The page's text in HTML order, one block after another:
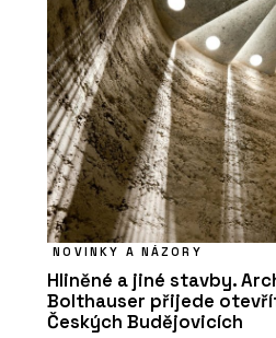
ČLÁNKY
Nic neodflákneme,
nevyplácí. S
nábytku v
NOVINKY A NÁZORY
Hliněné a jiné stavby.
Bolthauser přijede
Českých Budějovicích